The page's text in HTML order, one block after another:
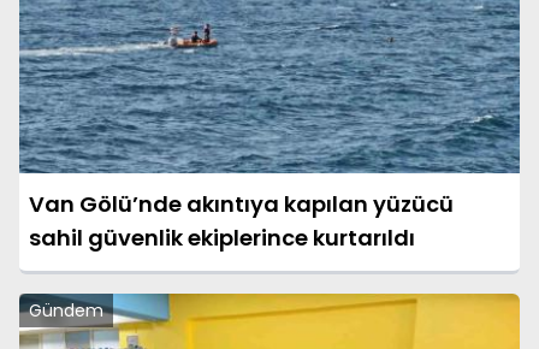
Van Gölü’nde akıntıya kapılan yüzücü
sahil güvenlik ekiplerince kurtarıldı
Gündem